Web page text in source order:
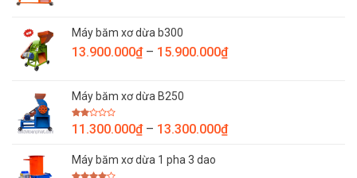
đến
Máy băm xơ dừa b300
13.900.000₫ – 15.900.000₫Khoảng
15.900.000₫
Máy băm xơ dừa B250
Được
xếp
5
11.300.000₫ – 13.300.000₫Khoảng
Máy băm xơ dừa 1 pha 3 dao